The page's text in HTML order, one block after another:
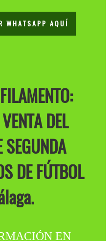
WHATSAPP AQUÍ
DEL
SEGUNDA
DE FÚTBOL
EN